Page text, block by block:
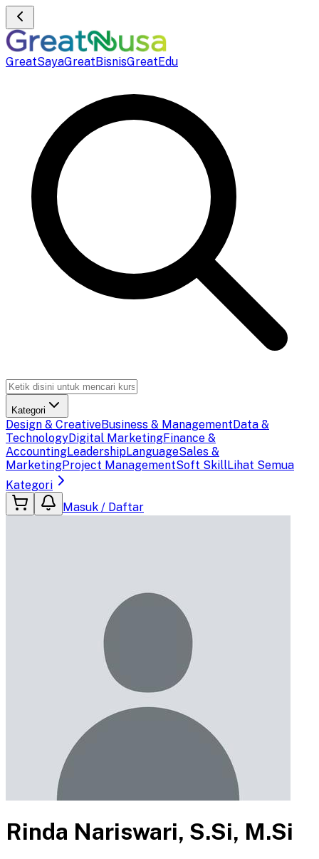
GreatSayaGreatBisnisGreatEdu
Kategori
Design & CreativeBusiness & ManagementData &
TechnologyDigital MarketingFinance &
AccountingLeadershipLanguageSales &
MarketingProject ManagementSoft SkillLihat Semua
Kategori
Masuk / Daftar
Rinda Nariswari, S.Si, M.Si